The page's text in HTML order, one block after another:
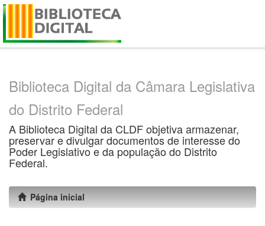
Skip
Biblioteca Digital da Câmara Legislativa
do Distrito Federal
A Biblioteca Digital da CLDF objetiva armazenar,
preservar e divulgar documentos de interesse do
Poder Legislativo e da população do Distrito
Federal.
Página inicial